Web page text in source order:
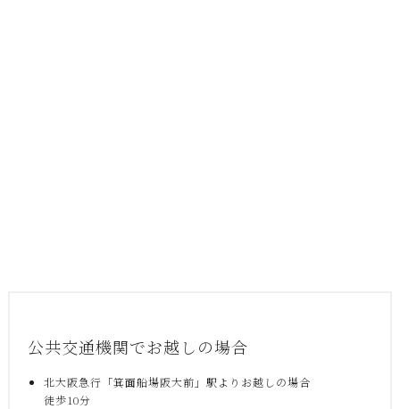
公共交通機関でお越しの場合
北大阪急行「箕面船場阪大前」駅よりお越しの場合
徒歩10分